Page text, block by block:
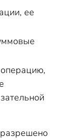
ее